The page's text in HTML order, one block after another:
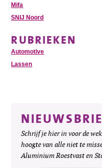
Mifa
SNIJ Noord
RUBRIEKEN
Automotive
Lassen
Schrijf je hier in voor de
hoogte van alle niet te
Aluminium Roestvast en